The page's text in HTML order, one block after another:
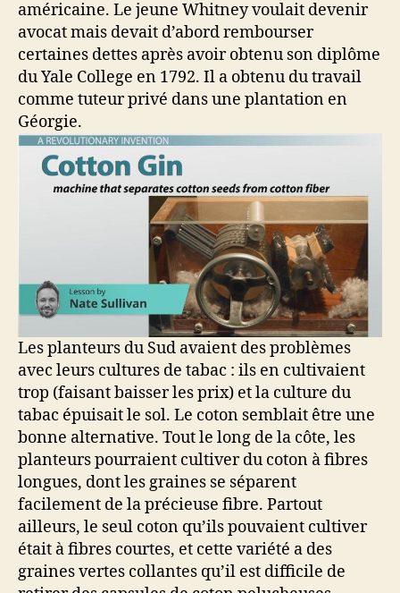
américaine. Le jeune Whitney voulait devenir
avocat mais devait d’abord rembourser
certaines dettes après avoir obtenu son diplôme
du Yale College en 1792. Il a obtenu du travail
comme tuteur privé dans une plantation en
Géorgie.
Les planteurs du Sud avaient des problèmes
avec leurs cultures de tabac : ils en cultivaient
trop (faisant baisser les prix) et la culture du
tabac épuisait le sol. Le coton semblait être une
bonne alternative. Tout le long de la côte, les
planteurs pourraient cultiver du coton à fibres
longues, dont les graines se séparent
facilement de la précieuse fibre. Partout
ailleurs, le seul coton qu’ils pouvaient cultiver
était à fibres courtes, et cette variété a des
graines vertes collantes qu’il est difficile de